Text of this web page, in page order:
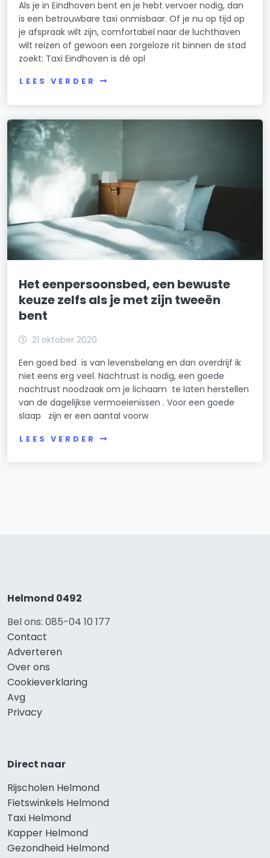
Als je in Eindhoven bent en je hebt vervoer nodig, dan
is een betrouwbare taxi onmisbaar. Of je nu op tijd op
je afspraak wilt zijn, comfortabel naar de luchthaven
wilt reizen of gewoon een zorgeloze rit binnen de stad
zoekt: Taxi Eindhoven is dé opl
LEES VERDER
Het eenpersoonsbed, een bewuste
keuze zelfs als je met zijn tweeën
bent
21 oktober 2020
Een goed bed is van levensbelang en dan overdrijf ik
niet eens erg veel. Nachtrust is nodig, een goede
nachtrust noodzaak om je lichaam te laten herstellen
van de dagelijkse vermoeienissen . Voor een goede
slaap zijn er een aantal voorw
LEES VERDER
Helmond 0492
Bel ons: 085-04 10 177
Contact
Adverteren
Over ons
Cookieverklaring
Avg
Privacy
Direct naar
Rijscholen Helmond
Fietswinkels Helmond
Taxi Helmond
Kapper Helmond
Gezondheid Helmond